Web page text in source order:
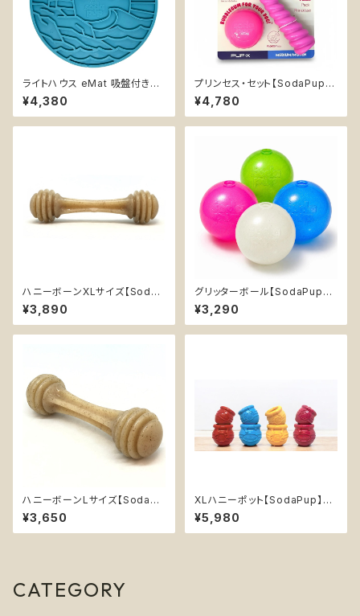
ライトハウス eMat 吸盤付きリ
ックマット【SodaPup】難易度★
★ 早食い防止皿 スローフィー
ダー 知育 エンリッチメント スト
¥4,380
プリンセス・セット【SodaPup】
浮く 持ってこい エンリッチメント
おやつ入れ可 ソフト ラメ カミカ
ミおもちゃ ナイロン チュートイ
¥4,780
ハニーボーンXLサイズ【SodaP
up】デンタル 超耐久性 丈夫 カ
ミカミ おもちゃ チュートイ ソダ
パップ Honey Bone
¥3,890
グリッターボール【SodaPup】
浮く 持ってこい エンリッチメント
おやつ入れ可 ソフト ラメ
¥3,290
ハニーボーンLサイズ【SodaPu
p】デンタル 超耐久性 丈夫 カミ
カミ おもちゃ チュートイ ソダパ
ップ Honey Bone
¥3,650
XLハニーポット【SodaPup】丈
夫な天然ゴム おやつ入れ可能
知育玩具 ソダパップ Honey P
ot 大型犬
¥5,980
CATEGORY